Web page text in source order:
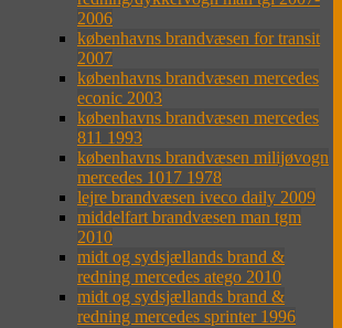
2006
københavns brandvæsen for transit
2007
københavns brandvæsen mercedes
econic 2003
københavns brandvæsen mercedes
811 1993
københavns brandvæsen milijøvogn
mercedes 1017 1978
lejre brandvæsen iveco daily 2009
middelfart brandvæsen man tgm
2010
midt og sydsjællands brand &
redning mercedes atego 2010
midt og sydsjællands brand &
redning mercedes sprinter 1996